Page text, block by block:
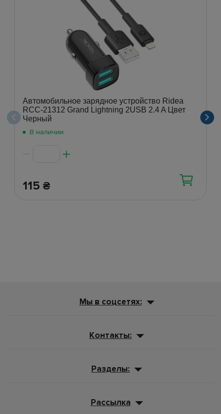
Автомобильное зарядное устройство Ridea
RCC-21312 Grand Lightning 2USB 2.4 A Цвет
Черный
В наличии
115 ₴
Мы в соцсетях:
Контакты:
Разделы:
Рассылка